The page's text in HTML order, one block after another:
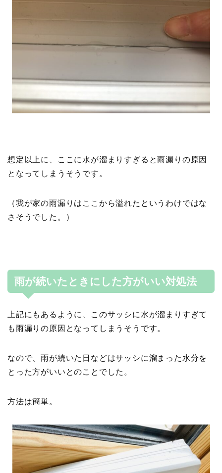
想定以上に、ここに水が溜まりすぎると雨漏りの原因
となってしまうそうです。
（我が家の雨漏りはここから溢れたというわけではな
さそうでした。）
雨が続いたときにした方がいい対処法
上記にもあるように、このサッシに水が溜まりすぎて
も雨漏りの原因となってしまうそうです。
なので、雨が続いた日などはサッシに溜まった水分を
とった方がいいとのことでした。
方法は簡単。